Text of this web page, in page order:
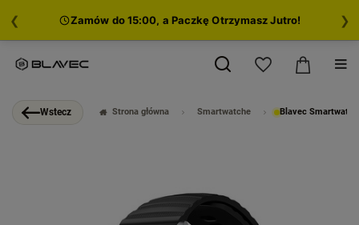
Zamów do 15:00, a Paczkę Otrzymasz Jutro!
❮ ❯
Strona główna Smartwatche Blavec Smartwatch